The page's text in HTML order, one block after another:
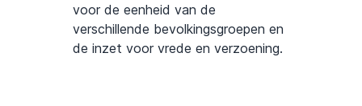
voor de eenheid van de
verschillende bevolkingsgroepen en
de inzet voor vrede en verzoening.